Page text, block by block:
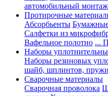
автомобильный
Протирочные
Абсорбьенты
Салфетки из
Вафельное полотно ...
Наборы
Наборы резиновых
шайб, шплинтов,
Сварочные материалы
Сварочная проволока